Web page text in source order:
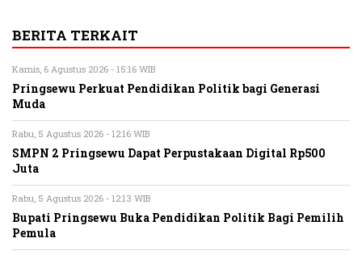
BERITA TERKAIT
Kamis, 6 Agustus 2026 - 15:16 WIB
Pringsewu Perkuat Pendidikan Politik bagi Generasi
Muda
Rabu, 5 Agustus 2026 - 12:16 WIB
SMPN 2 Pringsewu Dapat Perpustakaan Digital Rp500
Juta
Rabu, 5 Agustus 2026 - 12:13 WIB
Bupati Pringsewu Buka Pendidikan Politik Bagi Pemilih
Pemula